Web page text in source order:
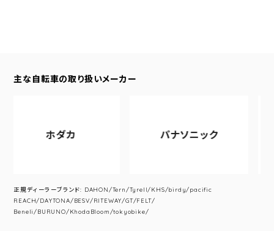
主な自転車の取り扱いメーカー
ホダカ パナソニック
正規ディーラーブランド: DAHON/Tern/Tyrell/KHS/birdy/pacific
REACH/DAYTONA/BESV/RITEWAY/GT/FELT/
Beneli/BURUNO/KhodaBloom/tokyobike/